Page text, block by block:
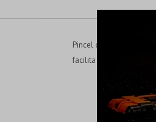
Pincel con cerdas
facilita un manejo